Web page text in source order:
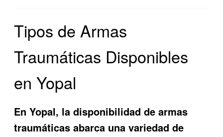
Tipos de Armas
Traumáticas Disponibles
en Yopal
En Yopal, la disponibilidad de armas
traumáticas abarca una variedad de